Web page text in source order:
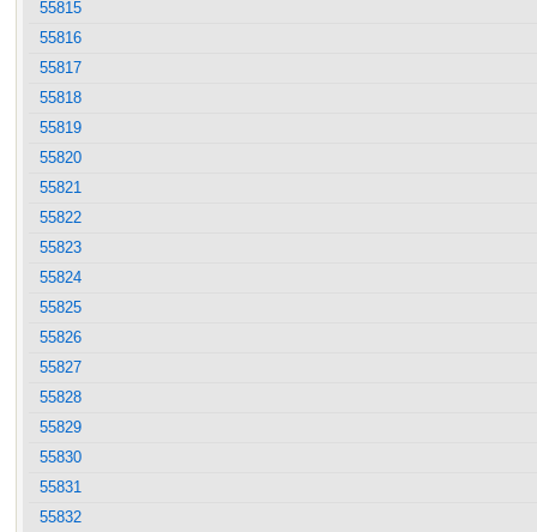
55815
55816
55817
55818
55819
55820
55821
55822
55823
55824
55825
55826
55827
55828
55829
55830
55831
55832